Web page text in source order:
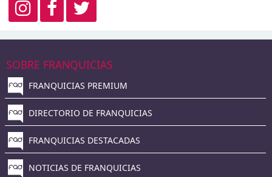
SOBRE FRANQUICIAS
FRANQUICIAS PREMIUM
DIRECTORIO DE FRANQUICIAS
FRANQUICIAS DESTACADAS
NOTICIAS DE FRANQUICIAS